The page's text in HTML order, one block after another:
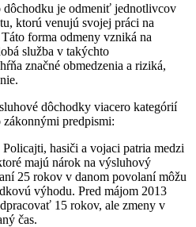
je odmeniť jednotlivcov
ktorú venujú svojej práci na
forma odmeny vzniká na
služba v takýchto
značné obmedzenia a riziká,
dôchodky viacero kategórií
zákonnými predpismi:
Policajti, hasiči a vojaci patria medzi
majú nárok na výsluhový
25 rokov v danom povolaní môžu
výhodu. Pred májom 2013
15 rokov, ale zmeny v
čas.